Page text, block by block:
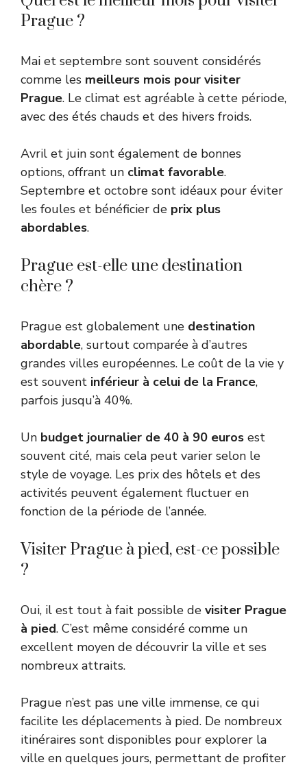
Prague ?
Mai et septembre sont souvent considérés
comme les meilleurs mois pour visiter
Prague. Le climat est agréable à cette période,
avec des étés chauds et des hivers froids.
Avril et juin sont également de bonnes
options, offrant un climat favorable.
Septembre et octobre sont idéaux pour éviter
les foules et bénéficier de prix plus
abordables.
Prague est-elle une destination
chère ?
Prague est globalement une destination
abordable, surtout comparée à d’autres
grandes villes européennes. Le coût de la vie y
est souvent inférieur à celui de la France,
parfois jusqu’à 40%.
Un budget journalier de 40 à 90 euros est
souvent cité, mais cela peut varier selon le
style de voyage. Les prix des hôtels et des
activités peuvent également fluctuer en
fonction de la période de l’année.
Visiter Prague à pied, est-ce possible
?
Oui, il est tout à fait possible de visiter Prague
à pied. C’est même considéré comme un
excellent moyen de découvrir la ville et ses
nombreux attraits.
Prague n’est pas une ville immense, ce qui
facilite les déplacements à pied. De nombreux
itinéraires sont disponibles pour explorer la
ville en quelques jours, permettant de profiter